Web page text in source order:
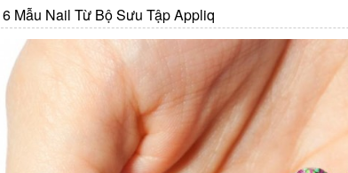
6 Mẫu Nail Từ Bộ Sưu Tập Appliq